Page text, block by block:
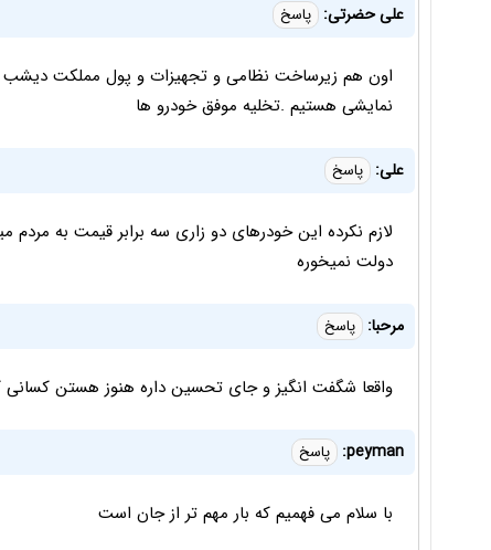
علی حضرتی: پاسخ
اون هم زیرساخت نظامی و تجهیزات و پول مملکت دیشب
نمایشی هستیم .تخلیه موفق خودرو ها
علی: پاسخ
لازم نکرده این خودرهای دو زاری سه برابر قیمت به مردم
دولت نمیخوره
مرحبا: پاسخ
واقعا شگفت انگیز و جای تحسین داره هنوز هستن
peyman: پاسخ
با سلام می فهمیم که بار مهم تر از جان است